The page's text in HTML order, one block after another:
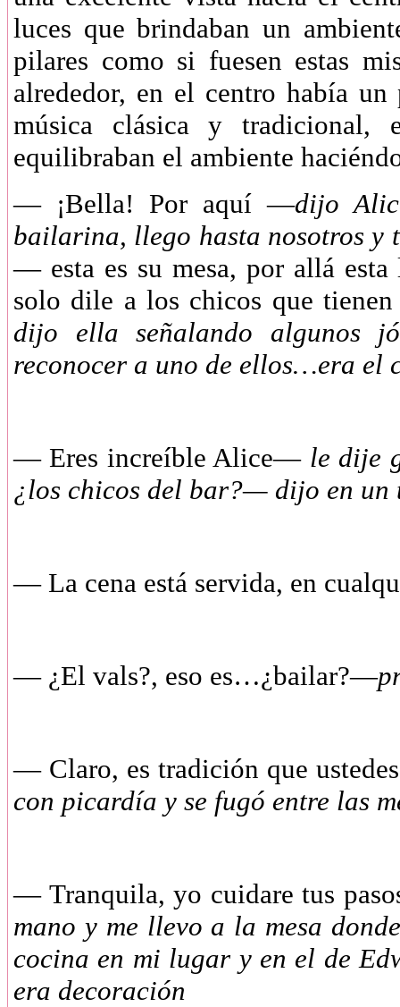
luces que brindaban un
pilares como si fuesen estas
alrededor, en el centro había un
música clásica y
equilibraban el ambiente
— ¡Bella! Por aquí —dijo
bailarina, llego hasta nosotros y
— esta es su mesa, por allá
solo dile a los chicos que
dijo ella señalando algunos
reconocer a uno de ellos…era el
— Eres increíble Alice— le dije
¿los chicos del bar?— dijo en
— La cena está servida, en
— ¿El vals?, eso es…¿bailar?—
— Claro, es tradición que
con picardía y se fugó entre las
— Tranquila, yo cuidare tus
mano y me llevo a la mesa
cocina en mi lugar y en el de
era decoración